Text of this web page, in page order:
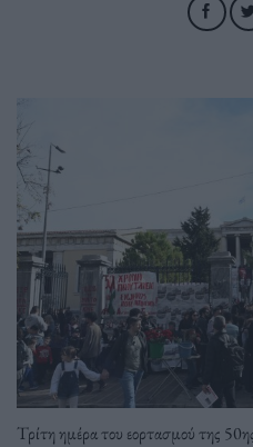
Τρίτη ημέρα του εορτασμού της